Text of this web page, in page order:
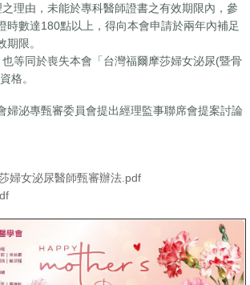
理由，未能於專科醫師證書之有效期限內，參
時數達180點以上，得向本會申請於兩年內補足
限。
等同於喪失本會「台灣福爾摩莎婦女泌尿(暨骨
格。
婦泌專甄審委員會提出經理監事聯席會提案討論
婦女泌尿醫師甄審辦法.pdf